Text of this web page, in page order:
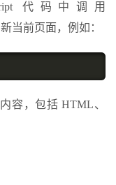
代码中调用
当前页面，例如：
容，包括 HTML、